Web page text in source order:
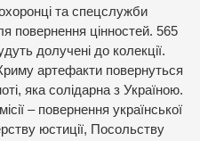
та спецслужби
повернення цінностей. 565
долучені до колекції.
артефакти повернуться
яка солідарна з Україною.
– повернення української
юстиції, Посольству